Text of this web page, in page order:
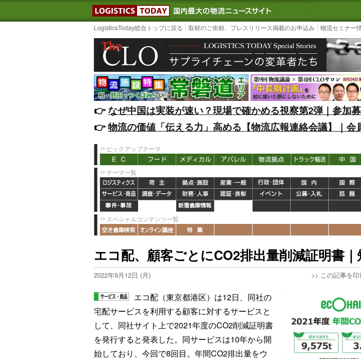
LOGISTICS TODAY｜国内最大の物流ニュースサイト
3PL, SCM
LogisticsToday総合トップに戻る 取材のご依頼、プレスリリース掲載のお申込み 物流セミナー
👉️なぜ中国は実装が速い？現場で確かめる視察第2弾｜参加
👉️物流の価値「伝える力」高める【物流広報連絡会議】｜会
ピックアップテーマ
テーマ一覧
スペシャルコンテンツ一覧
エコ配、顧客ごとにCO2排出量削減証明書｜
2022年9月12日 (月) >> この記事を印
エコ配（東京都港区）は12日、同社の
宅配サービスを利用する顧客に対するサービスと
して、同社サイト上で2021年度のCO2削減証明書
を発行すると発表した。同サービスは10年から開
始しており、今回で8回目。年間CO2排出量をウ